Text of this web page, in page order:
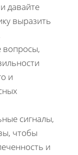
давайте
выразить
вопросы,
и
сигналы,
чтобы
и